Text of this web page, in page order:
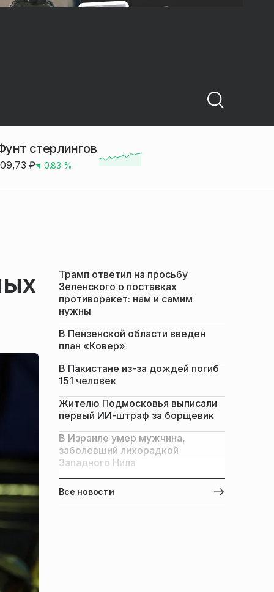
стерлингов
₽ 0.83 %
Трамп ответил на просьбу
Зеленского о поставках
противоракет: нам и самим
нужны
В Пензенской области введен
план «Ковер»
В Пакистане из-за дождей погиб
151 человек
Жителю Подмосковья выписали
первый ИИ-штраф за борщевик
В Израиле умер мужчина,
заболевший лихорадкой
Западного Нила
Все новости